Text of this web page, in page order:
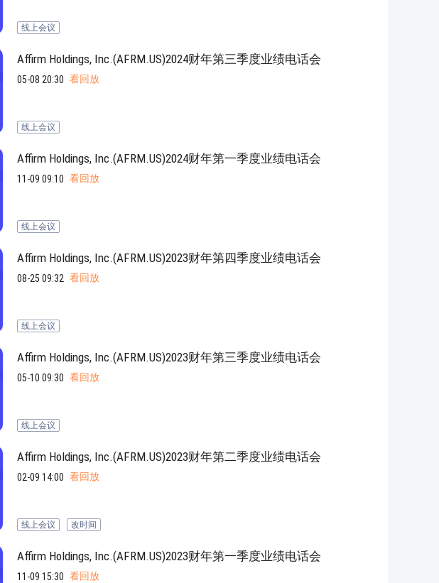
线上会议
Affirm Holdings, Inc.(AFRM.US)2024财年第三季度业绩电话会
05-08 20:30 看回放
线上会议
Affirm Holdings, Inc.(AFRM.US)2024财年第一季度业绩电话会
11-09 09:10 看回放
线上会议
Affirm Holdings, Inc.(AFRM.US)2023财年第四季度业绩电话会
08-25 09:32 看回放
线上会议
Affirm Holdings, Inc.(AFRM.US)2023财年第三季度业绩电话会
05-10 09:30 看回放
线上会议
Affirm Holdings, Inc.(AFRM.US)2023财年第二季度业绩电话会
02-09 14:00 看回放
线上会议 改时间
Affirm Holdings, Inc.(AFRM.US)2023财年第一季度业绩电话会
11-09 15:30 看回放